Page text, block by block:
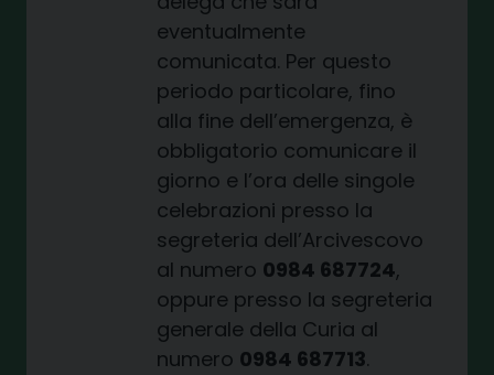
eventualmente
comunicata. Per questo
periodo particolare, fino
alla fine dell’emergenza, è
obbligatorio comunicare il
giorno e l’ora delle singole
celebrazioni presso la
segreteria dell’Arcivescovo
al numero 0984 687724,
oppure presso la segreteria
generale della Curia al
numero 0984 687713.